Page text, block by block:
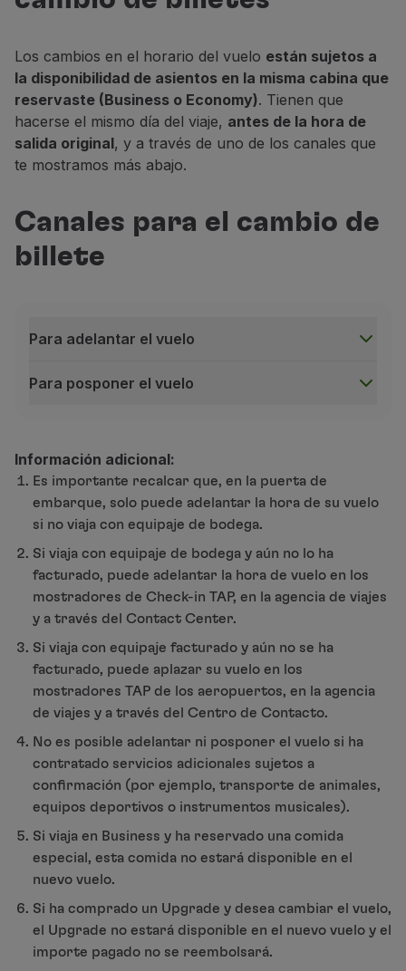
Los cambios en el horario del vuelo están sujetos a
la disponibilidad de asientos en la misma cabina que
reservaste (Business o Economy). Tienen que
hacerse el mismo día del viaje, antes de la hora de
salida original, y a través de uno de los canales que
te mostramos más abajo.
Canales para el cambio de
billete
Para adelantar el vuelo
Para posponer el vuelo
Mostradores de Check-in y puerta de embarque:
Para posponer el vuelo
Contact Center, mostradores TAP en los
Información adicional:
Es importante recalcar que, en la puerta de
embarque, solo puede adelantar la hora de su vuelo
si no viaja con equipaje de bodega.
Si viaja con equipaje de bodega y aún no lo ha
facturado, puede adelantar la hora de vuelo en los
mostradores de Check-in TAP, en la agencia de viajes
y a través del Contact Center.
Si viaja con equipaje facturado y aún no se ha
facturado, puede aplazar su vuelo en los
mostradores TAP de los aeropuertos, en la agencia
de viajes y a través del Centro de Contacto.
No es posible adelantar ni posponer el vuelo si ha
contratado servicios adicionales sujetos a
confirmación (por ejemplo, transporte de animales,
equipos deportivos o instrumentos musicales).
Si viaja en Business y ha reservado una comida
especial, esta comida no estará disponible en el
nuevo vuelo.
Si ha comprado un Upgrade y desea cambiar el vuelo,
el Upgrade no estará disponible en el nuevo vuelo y el
importe pagado no se reembolsará.